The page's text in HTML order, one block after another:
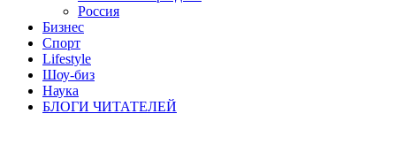
Россия
Бизнес
Спорт
Lifestyle
Шоу-биз
Наука
БЛОГИ ЧИТАТЕЛЕЙ